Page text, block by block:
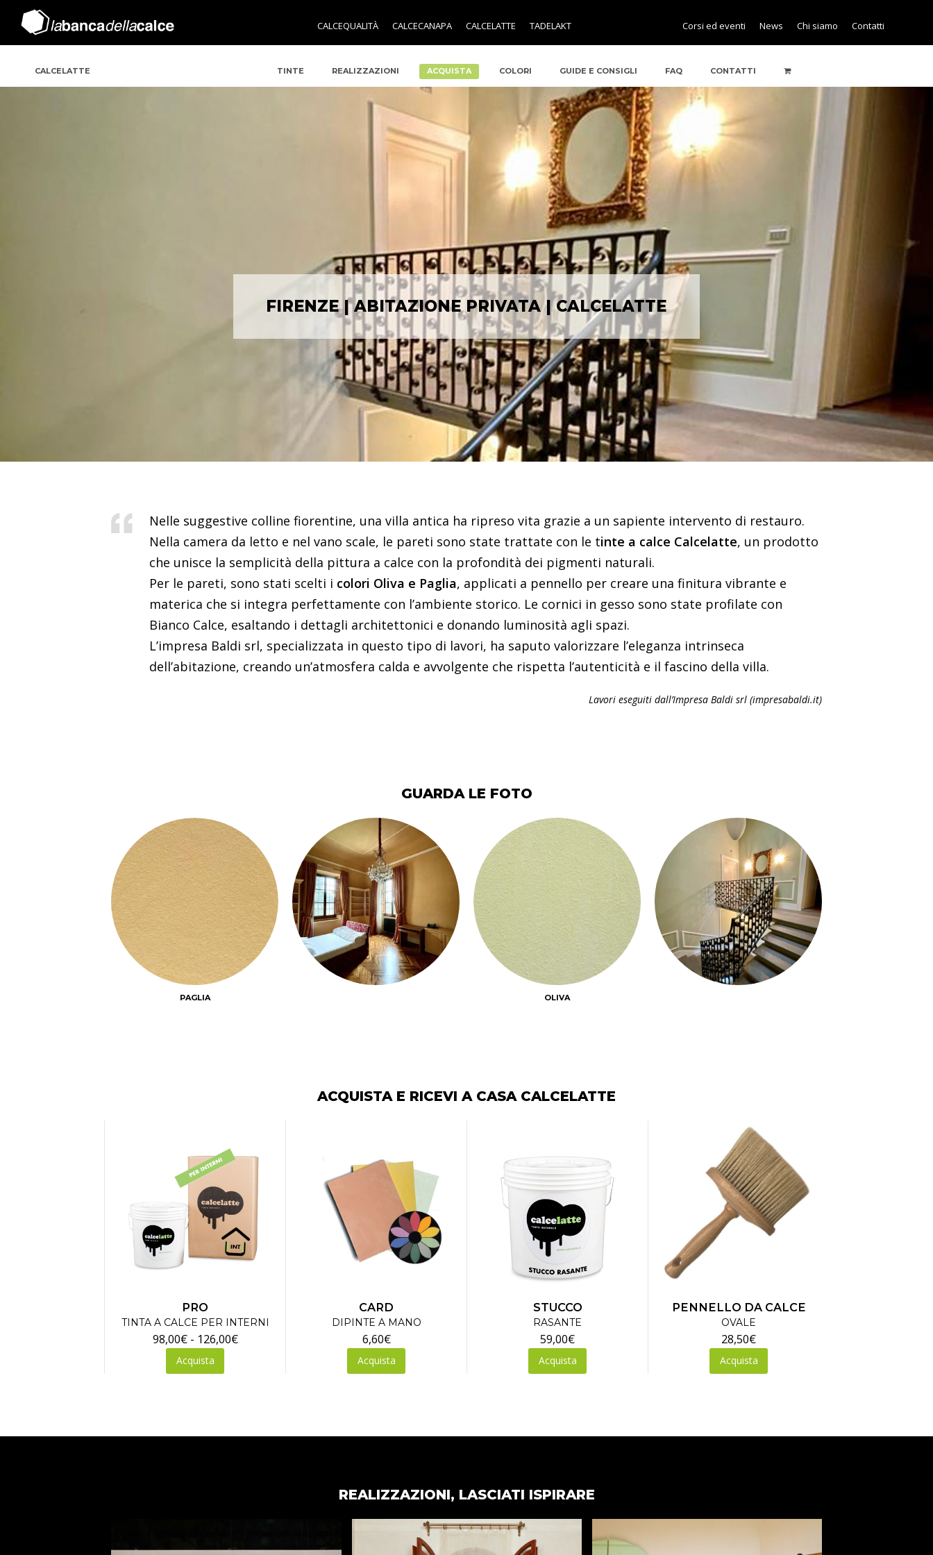
CALCEQUALITÀ CALCECANAPA CALCELATTE TADELAKT Corsi ed eventi News Chi siamo Contatti
CALCELATTE TINTE REALIZZAZIONI ACQUISTA COLORI GUIDE E CONSIGLI FAQ CONTATTI
FIRENZE | ABITAZIONE PRIVATA | CALCELATTE
Nelle suggestive colline fiorentine, una villa antica ha ripreso vita grazie a un sapiente intervento di restauro.
Nella camera da letto e nel vano scale, le pareti sono state trattate con le tinte a calce Calcelatte, un prodotto
che unisce la semplicità della pittura a calce con la profondità dei pigmenti naturali.
Per le pareti, sono stati scelti i colori Oliva e Paglia, applicati a pennello per creare una finitura vibrante e
materica che si integra perfettamente con l’ambiente storico. Le cornici in gesso sono state profilate con
Bianco Calce, esaltando i dettagli architettonici e donando luminosità agli spazi.
L’impresa Baldi srl, specializzata in questo tipo di lavori, ha saputo valorizzare l’eleganza intrinseca
dell’abitazione, creando un’atmosfera calda e avvolgente che rispetta l’autenticità e il fascino della villa.
Lavori eseguiti dall’Impresa Baldi srl (impresabaldi.it)
GUARDA LE FOTO
PAGLIA OLIVA
ACQUISTA E RICEVI A CASA CALCELATTE
PRO
TINTA A CALCE PER INTERNI
98,00€ - 126,00€Fascia
Acquista
prodotto
Le
CARD
DIPINTE A MANO
6,60€
Acquista
prodotto
Le
essere
nella
pagina
STUCCO
RASANTE
59,00€
Acquista
PENNELLO DA CALCE
OVALE
28,50€
Acquista
REALIZZAZIONI, LASCIATI ISPIRARE